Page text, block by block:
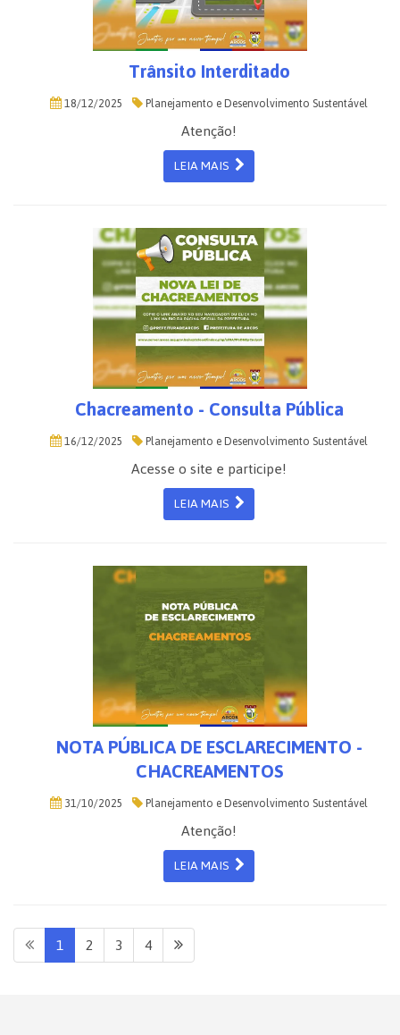
Trânsito Interditado
18/12/2025 Planejamento e Desenvolvimento Sustentável
Atenção!
LEIA MAIS
Chacreamento - Consulta Pública
16/12/2025 Planejamento e Desenvolvimento Sustentável
Acesse o site e participe!
LEIA MAIS
NOTA PÚBLICA DE ESCLARECIMENTO -
CHACREAMENTOS
31/10/2025 Planejamento e Desenvolvimento Sustentável
Atenção!
LEIA MAIS
1 2 3 4